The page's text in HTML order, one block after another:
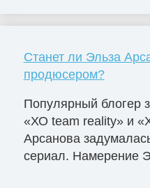
Станет ли Эльза
продюсером?
Популярный блогер
«ХО team reality» и
Арсанова
сериал. Намерение